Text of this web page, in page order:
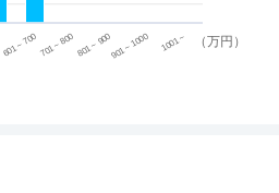
（万円）
601 ~ 700701 ~ 800801 ~ 900901 ~ 1000 1001 ~